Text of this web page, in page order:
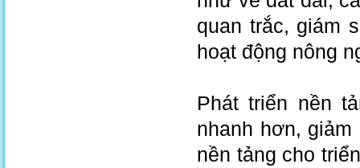
quan trắc, giám
hoạt động nông
Phát triển nền
nhanh hơn,
nền tảng cho